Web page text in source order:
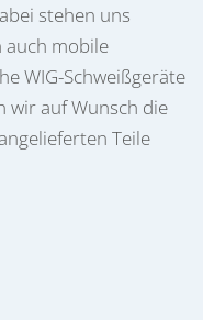
stehen uns
auch mobile
WIG-Schweißgeräte
wir auf Wunsch die
Teile